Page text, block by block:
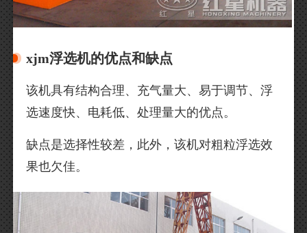
xjm浮选机的优点和缺点
该机具有结构合理、充气量大、易于调节、浮
选速度快、电耗低、处理量大的优点。
缺点是选择性较差，此外，该机对粗粒浮选效
果也欠佳。